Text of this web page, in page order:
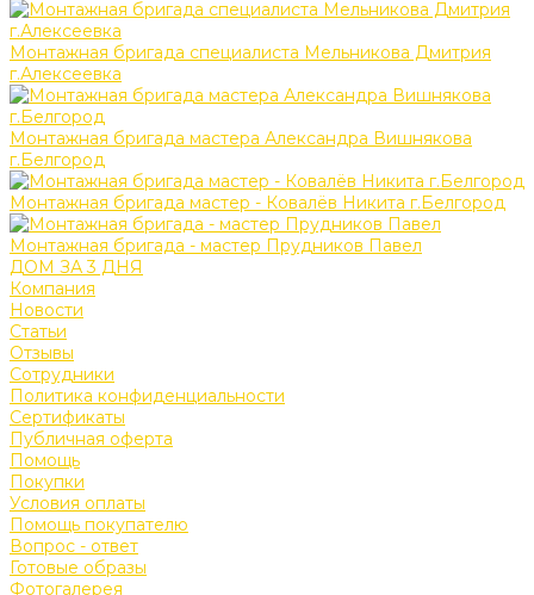
Монтажная бригада специалиста Мельникова Дмитрия
г.Алексеевка
Монтажная бригада мастера Александра Вишнякова
г.Белгород
Монтажная бригада мастер - Ковалёв Никита г.Белгород
Монтажная бригада - мастер Прудников Павел
ДОМ ЗА 3 ДНЯ
Компания
Новости
Статьи
Отзывы
Сотрудники
Политика конфиденциальности
Сертификаты
Публичная оферта
Помощь
Покупки
Условия оплаты
Помощь покупателю
Вопрос - ответ
Готовые образы
Фотогалерея